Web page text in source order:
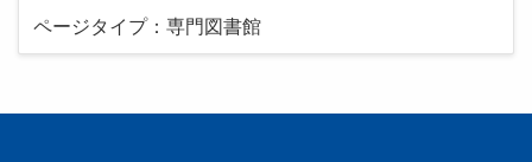
ページタイプ：専門図書館